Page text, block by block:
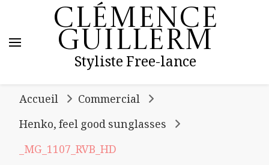
Clémence
Guillerm
Styliste Free-lance
Accueil
Commercial
Henko, feel good sunglasses
_MG_1107_RVB_HD